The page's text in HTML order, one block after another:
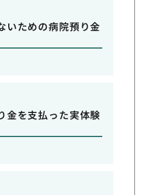
いための病院預り金
金を支払った実体験